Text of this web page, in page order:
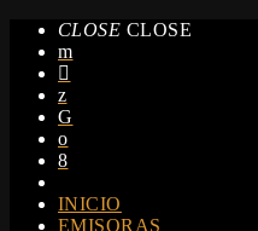
CLOSE CLOSE
INICIO
EMISORAS